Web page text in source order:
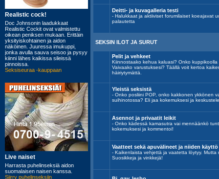
Deitti- ja kuvagalleria testi
- Halukkaat ja aktiiviset forumilaiset koeajavat
palautetta
SEKSIN ILOT JA SURUT
Pelit ja vehkeet
Kiinnostaako kehua kaluasi? Onko
Vaivaako varustuksesi? Täällä voit kertoa
häiriytymättä.
Yleistä seksistä
- Onko posliini POP, onko kakkonen ykkönen
suihinotossa? Eli jaa kokemuksesi ja
Asennot ja privaatit leikit
- Onko kädessä kamasutra vai mennäänkö
kokemuksesi ja kommentoi!
Vaatteet sekä apuvälineet ja niiden käyttö
- Kaikenlaista vehjettä ja vaatetta löytyy.
Suosikkeja ja vinkkejä!